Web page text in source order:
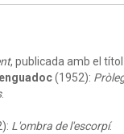
, publicada amb el títol
(1952):
.
L'ombra de l'escorpí.